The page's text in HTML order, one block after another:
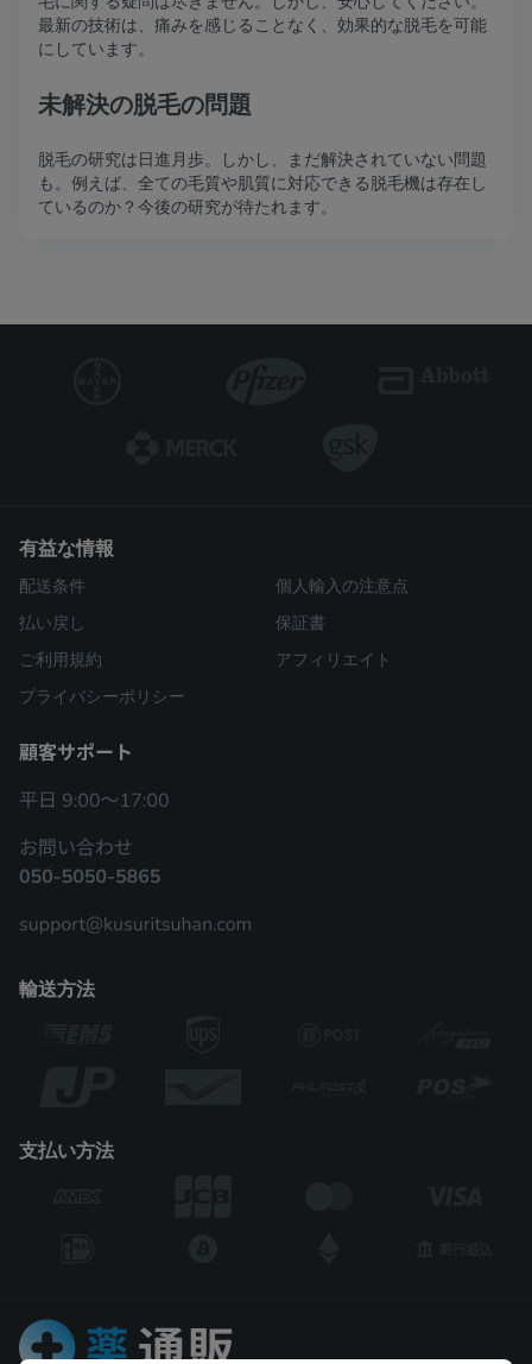
最新の技術は、痛みを感じることなく、効果的な脱毛を可能
にしています。
未解決の脱毛の問題
脱毛の研究は日進月歩。しかし、まだ解決されていない問題
も。例えば、全ての毛質や肌質に対応できる脱毛機は存在し
ているのか？今後の研究が待たれます。
有益な情報
配送条件
払い戻し
ご利用規約
プライバシーポリシー
個人輸入の注意点
保証書
アフィリエイト
輸送方法
支払い方法